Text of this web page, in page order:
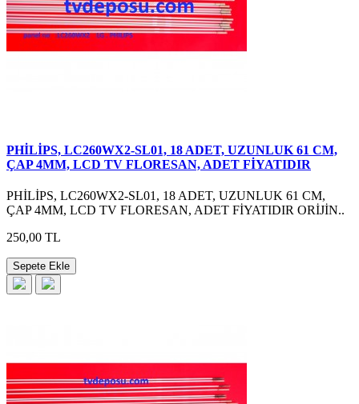
PHİLİPS, LC260WX2-SL01, 18 ADET, UZUNLUK 61 CM,
ÇAP 4MM, LCD TV FLORESAN, ADET FİYATIDIR
PHİLİPS, LC260WX2-SL01, 18 ADET, UZUNLUK 61 CM,
ÇAP 4MM, LCD TV FLORESAN, ADET FİYATIDIR ORİJİN..
250,00 TL
Sepete Ekle